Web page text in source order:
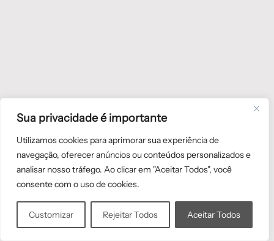
Sua privacidade é importante
Utilizamos cookies para aprimorar sua experiência de
navegação, oferecer anúncios ou conteúdos personalizados e
analisar nosso tráfego. Ao clicar em "Aceitar Todos", você
consente com o uso de cookies.
Customizar Rejeitar Todos Aceitar Todos